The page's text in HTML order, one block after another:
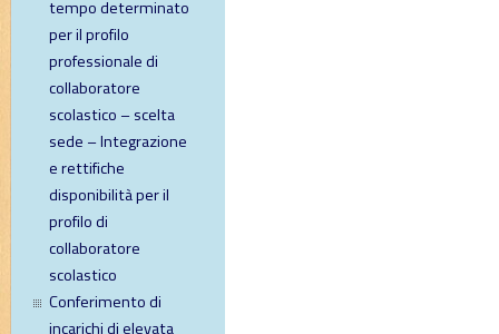
tempo determinato
per il profilo
professionale di
collaboratore
scolastico – scelta
sede – Integrazione
e rettifiche
disponibilità per il
profilo di
collaboratore
scolastico
Conferimento di
incarichi di elevata